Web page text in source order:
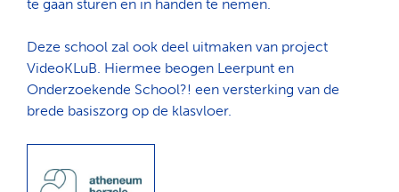
te gaan sturen en in handen te nemen.
Deze school zal ook deel uitmaken van project
VideoKLuB. Hiermee beogen Leerpunt en
Onderzoekende School?! een versterking van de
brede basiszorg op de klasvloer.